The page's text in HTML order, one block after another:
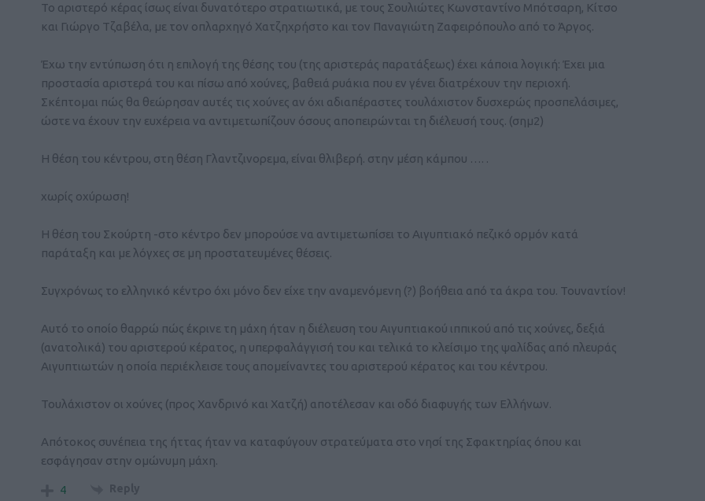
Το αριστερό κέρας ίσως είναι δυνατότερο στρατιωτικά, με τους Σουλιώτες Κωνσταντίνο Μπότσαρη, Κίτσο
και Γιώργο Τζαβέλα, με τον οπλαρχηγό Χατζηχρήστο και τον Παναγιώτη Ζαφειρόπουλο από το Άργος.
Έχω την εντύπωση ότι η επιλογή της θέσης του (της αριστεράς παρατάξεως) έχει κάποια λογική: Έχει μια
προστασία αριστερά του και πίσω από χούνες, βαθειά ρυάκια που εν γένει διατρέχουν την περιοχή.
Σκέπτομαι πώς θα θεώρησαν αυτές τις χούνες αν όχι αδιαπέραστες τουλάχιστον δυσχερώς προσπελάσιμες,
ώστε να έχουν την ευχέρεια να αντιμετωπίζουν όσους αποπειρώνται τη διέλευσή τους. (σημ2)
Η θέση του κέντρου, στη θέση Γλαντζινορεμα, είναι θλιβερή. στην μέση κάμπου …. .
χωρίς οχύρωση!
Η θέση του Σκούρτη -στο κέντρο δεν μπορούσε να αντιμετωπίσει το Αιγυπτιακό πεζικό ορμόν κατά
παράταξη και με λόγχες σε μη προστατευμένες θέσεις.
Συγχρόνως το ελληνικό κέντρο όχι μόνο δεν είχε την αναμενόμενη (?) βοήθεια από τα άκρα του. Τουναντίον!
Αυτό το οποίο θαρρώ πώς έκρινε τη μάχη ήταν η διέλευση του Αιγυπτιακού ιππικού από τις χούνες, δεξιά
(ανατολικά) του αριστερού κέρατος, η υπερφαλάγγισή του και τελικά το κλείσιμο της ψαλίδας από πλευράς
Αιγυπτιωτών η οποία περιέκλεισε τους απομείναντες του αριστερού κέρατος και του κέντρου.
Τουλάχιστον οι χούνες (προς Χανδρινό και Χατζή) αποτέλεσαν και οδό διαφυγής των Ελλήνων.
Απότοκος συνέπεια της ήττας ήταν να καταφύγουν στρατεύματα στο νησί της Σφακτηρίας όπου και
εσφάγησαν στην ομώνυμη μάχη.
4 Reply